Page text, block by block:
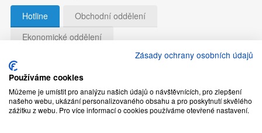
Hotline
Obchodní oddělení
Ekonomické oddělení
HOTLINE správa serverů a sítí
(technická podpora a servis)
Zásady ochrany osobních údajů
Používáme cookies
Můžeme je umístit pro analýzu našich údajů o návštěvnících, pro zlepšení
našeho webu, ukázání personalizovaného obsahu a pro poskytnutí skvělého
zážitku z webu. Pro více informací o cookies používáme otevřené nastavení.